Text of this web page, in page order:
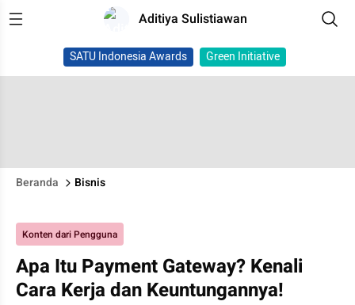
Aditiya Sulistiawan
SATU Indonesia Awards Green Initiative
Beranda Bisnis
Konten dari Pengguna
Apa Itu Payment Gateway? Kenali
Cara Kerja dan Keuntungannya!